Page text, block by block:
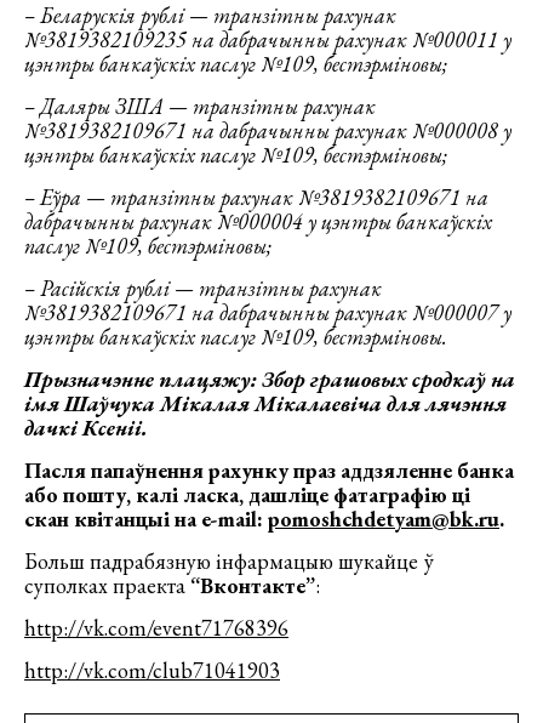
– Беларускія рублі — транзітны рахунак
№3819382109235 на дабрачынны рахунак №000011 у
цэнтры банкаўскіх паслуг №109, бестэрміновы;
– Даляры ЗША — транзітны рахунак
№3819382109671 на дабрачынны рахунак №000008 у
цэнтры банкаўскіх паслуг №109, бестэрміновы;
– Еўра — транзітны рахунак №3819382109671 на
дабрачынны рахунак №000004 у цэнтры банкаўскіх
паслуг №109, бестэрміновы;
– Расійскія рублі — транзітны рахунак
№3819382109671 на дабрачынны рахунак №000007 у
цэнтры банкаўскіх паслуг №109, бестэрміновы.
Прызначэнне плацяжу: Збор грашовых сродкаў на
імя Шаўчука Мікалая Мікалаевіча для лячэння
дачкі Ксеніі.
Пасля папаўнення рахунку праз аддзяленне банка
або пошту, калі ласка, дашліце фатаграфію ці
скан квітанцыі на e-mail: pomoshchdetyam@bk.ru.
Больш падрабязную інфармацыю шукайце ў
суполках праекта “Вконтакте”:
http://vk.com/event71768396
http://vk.com/club71041903